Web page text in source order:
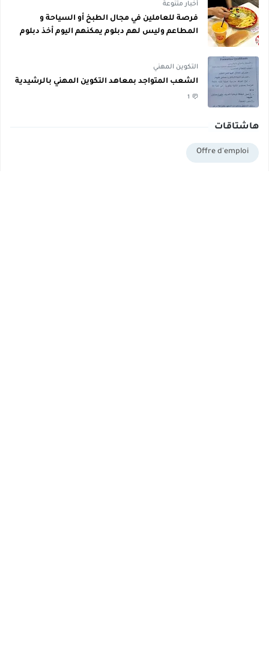
أخبار متنوعة
فرصة للعاملين في مجال الطبخ أو السياحة و
المطاعم وليس لهم دبلوم يمكنهم اليوم أخذ دبلوم
التكوين المهني
الشعب المتواجد بمعاهد التكوين المهني بالرشيدية
1
هاشتاقات
Offre d'emploi